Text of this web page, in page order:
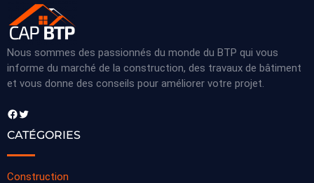
Nous sommes des passionnés du monde du BTP qui vous
informe du marché de la construction, des travaux de bâtiment
et vous donne des conseils pour améliorer votre projet.
Facebook Twitter
CATÉGORIES
Construction